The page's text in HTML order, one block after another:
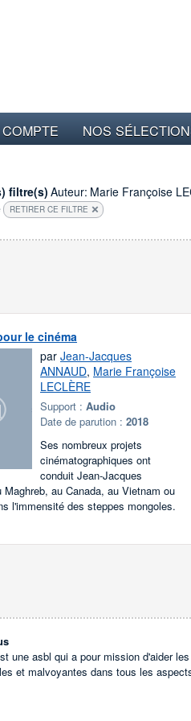
NOS
filtre(s) Auteur: Marie Françoise
RETIRER CE FILTRE
le cinéma
parJean-Jacques
ANNAUD, Marie Françoise
LECLÈRE
Support :Audio
Date de parution :2018
Ses nombreux projets
cinématographiques ont
conduit Jean-Jacques
Maghreb, au Canada, au Vietnam ou
l'immensité des steppes mongoles.
une asbl qui a pour mission d'aider les
et malvoyantes dans tous les